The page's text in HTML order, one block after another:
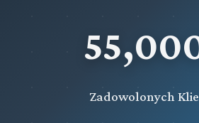
Zadowolonych